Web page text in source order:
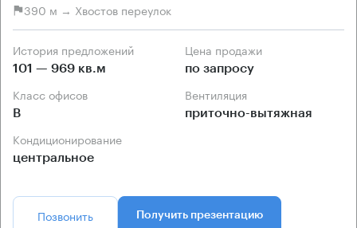
390 м → Хвостов переулок
История предложений
101 — 969 кв.м
Цена продажи
по запросу
Класс офисов
B
Вентиляция
приточно-вытяжная
Кондиционирование
центральное
Позвонить Получить презентацию